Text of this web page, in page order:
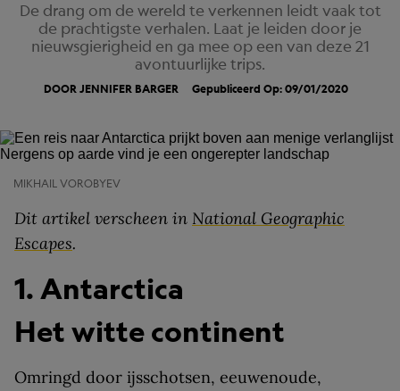
De drang om de wereld te verkennen leidt vaak tot
de prachtigste verhalen. Laat je leiden door je
nieuwsgierigheid en ga mee op een van deze 21
avontuurlijke trips.
DOOR JENNIFER BARGER Gepubliceerd Op: 09/01/2020
MIKHAIL VOROBYEV
Dit artikel verscheen in National Geographic
Escapes.
1. Antarctica
Het witte continent
Omringd door ijsschotsen, eeuwenoude,